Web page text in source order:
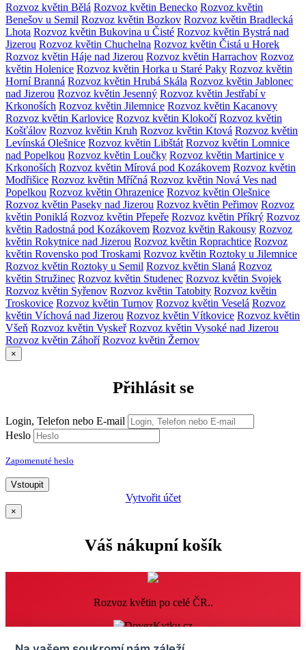
Rozvoz květin Bělá Rozvoz květin Benecko Rozvoz květin
Benešov u Semil Rozvoz květin Bozkov Rozvoz květin Bradlecká
Lhota Rozvoz květin Bukovina u Čisté Rozvoz květin Bystrá nad
Jizerou Rozvoz květin Chuchelna Rozvoz květin Čistá u Horek
Rozvoz květin Háje nad Jizerou Rozvoz květin Harrachov Rozvoz
květin Holenice Rozvoz květin Horka u Staré Paky Rozvoz květin
Horní Branná Rozvoz květin Hrubá Skála Rozvoz květin Jablonec
nad Jizerou Rozvoz květin Jesenný Rozvoz květin Jestřabí v
Krkonoších Rozvoz květin Jilemnice Rozvoz květin Kacanovy
Rozvoz květin Karlovice Rozvoz květin Klokočí Rozvoz květin
Košťálov Rozvoz květin Kruh Rozvoz květin Ktová Rozvoz květin
Levínská Olešnice Rozvoz květin Libštát Rozvoz květin Lomnice
nad Popelkou Rozvoz květin Loučky Rozvoz květin Martinice v
Krkonoších Rozvoz květin Mírová pod Kozákovem Rozvoz květin
Modřišice Rozvoz květin Mříčná Rozvoz květin Nová Ves nad
Popelkou Rozvoz květin Ohrazenice Rozvoz květin Olešnice
Rozvoz květin Paseky nad Jizerou Rozvoz květin Peřimov Rozvoz
květin Poniklá Rozvoz květin Přepeře Rozvoz květin Příkrý Rozvoz
květin Radostná pod Kozákovem Rozvoz květin Rakousy Rozvoz
květin Rokytnice nad Jizerou Rozvoz květin Roprachtice Rozvoz
květin Rovensko pod Troskami Rozvoz květin Roztoky u Jilemnice
Rozvoz květin Roztoky u Semil Rozvoz květin Slaná Rozvoz
květin Stružinec Rozvoz květin Studenec Rozvoz květin Svojek
Rozvoz květin Syřenov Rozvoz květin Tatobity Rozvoz květin
Troskovice Rozvoz květin Turnov Rozvoz květin Veselá Rozvoz
květin Víchová nad Jizerou Rozvoz květin Vítkovice Rozvoz květin
Všeň Rozvoz květin Vyskeř Rozvoz květin Vysoké nad Jizerou
Rozvoz květin Záhoří Rozvoz květin Žernov
×
Přihlásit se
Login, Telefon nebo E-mail
Heslo
Zapomenuté heslo
Vstoupit
Vytvořit účet
×
Váš nákupní košík
Rozvoz květin po celé ČR..